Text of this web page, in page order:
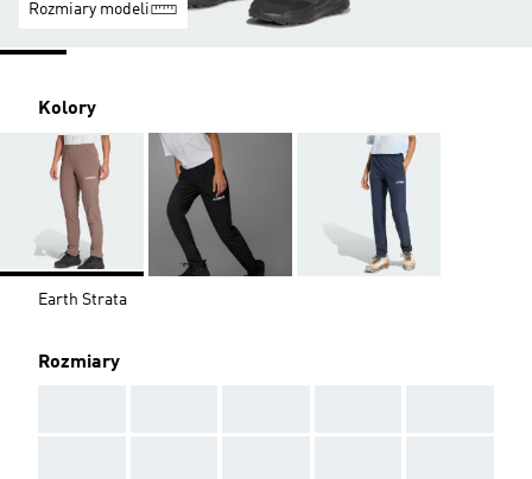
Rozmiary modeli
Kolory
Earth Strata
Rozmiary